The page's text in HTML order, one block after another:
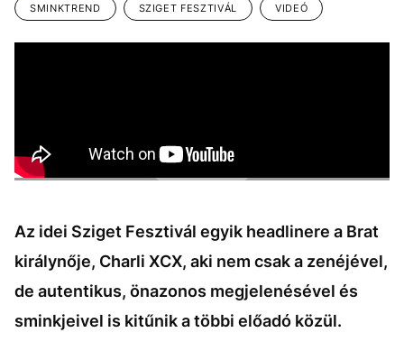
SMINKTREND SZIGET FESZTIVÁL VIDEÓ
Az idei Sziget Fesztivál egyik headlinere a Brat
királynője, Charli XCX, aki nem csak a zenéjével,
de autentikus, önazonos megjelenésével és
sminkjeivel is kitűnik a többi előadó közül.